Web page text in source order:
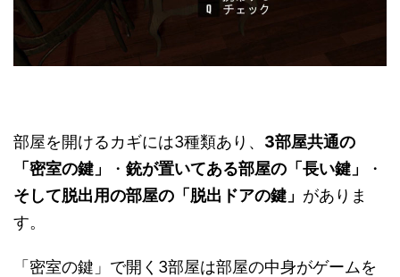
部屋を開けるカギには3種類あり、 3部屋共通の
「密室の鍵」
・ 銃が置いてある部屋の「長い鍵」
・
そして脱出用の部屋の「脱出ドアの鍵」 がありま
す。
「密室の鍵」で開く3部屋は部屋の中身がゲームを